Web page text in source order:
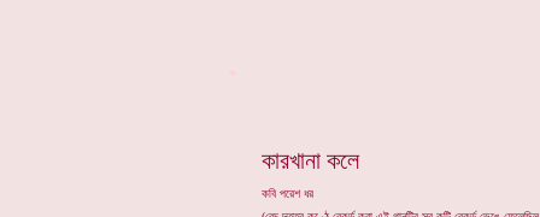
কারখানা কলে
কবি পরেশ ধর